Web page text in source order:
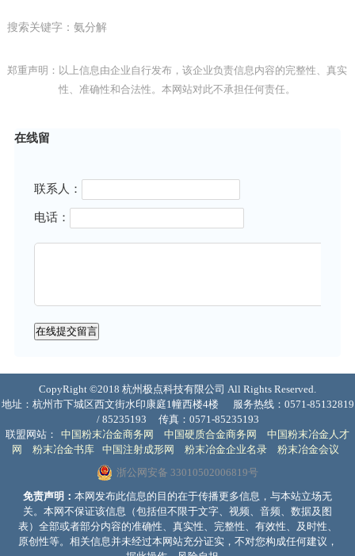
搜索关键字：氨分解
郑重声明：以上信息由企业自行发布，该企业负责信息内容的完整性、真实
性、准确性和合法性。本网站对此不承担任何责任。
在线留
联系人：
电话：
CopyRight ©2018 杭州极点科技有限公司 All Rights Reserved.
地址：杭州市下城区西文街水印康庭1幢西楼4楼
服务热线：0571-85132819
/ 85235193
传真：0571-85235193
联盟网站：
中国粉末冶金商务网 中国硬质合金商务网
中国粉末冶金人才
网
粉末冶金书库 中国注射成形网 粉末冶金企业名录
粉末冶金会议
浙公网安备 33010502006819号
免责声明： 本网发布此信息的目的在于传播更多信息，与本站立场无
关。本网不保证该信息（包括但不限于文字、视频、音频、数据及图
表）全部或者部分内容的准确性、真实性、完整性、有效性、及时性、
原创性等。相关信息并未经过本网站充分证实，不对您构成任何建议，